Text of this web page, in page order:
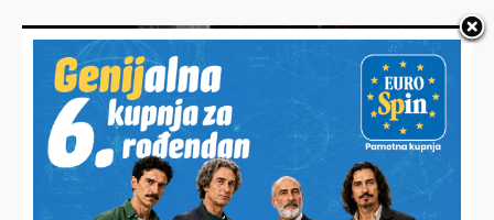
VESELO U MOLVAMA